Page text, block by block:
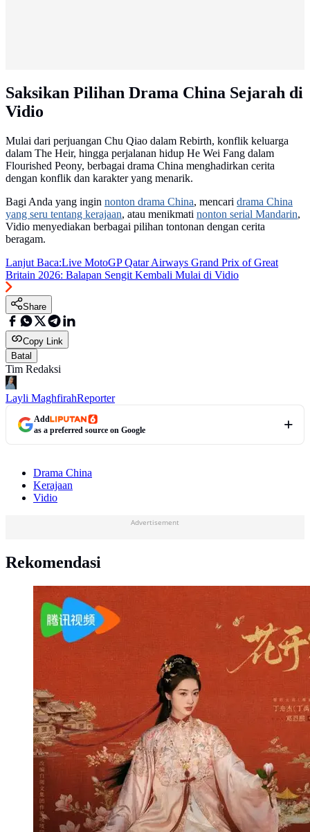
Saksikan Pilihan Drama China Sejarah di
Vidio
Mulai dari perjuangan Chu Qiao dalam Rebirth, konflik keluarga
dalam The Heir, hingga perjalanan hidup He Wei Fang dalam
Flourished Peony, berbagai drama China menghadirkan cerita
dengan konflik dan karakter yang menarik.
Bagi Anda yang ingin nonton drama China, mencari drama China
yang seru tentang kerajaan, atau menikmati nonton serial Mandarin,
Vidio menyediakan berbagai pilihan tontonan dengan cerita
beragam.
Lanjut Baca:Live MotoGP Qatar Airways Grand Prix of Great
Britain 2026: Balapan Sengit Kembali Mulai di Vidio
Share
Copy Link
Batal
Tim Redaksi
Layli MaghfirahReporter
Add
as a preferred source on Google
Drama China
Kerajaan
Vidio
Advertisement
Rekomendasi